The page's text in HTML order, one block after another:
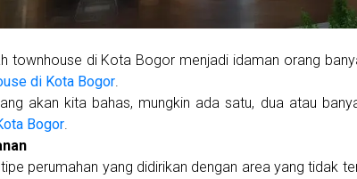
townhouse di Kota Bogor menjadi idaman orang
di Kota Bogor.
akan kita bahas, mungkin ada satu, dua atau
Bogor.
perumahan yang didirikan dengan area yang tidak